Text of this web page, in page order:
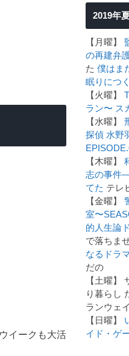
イークも大活
2019年
【月曜】
の再建弁
た 僕はま
眠りにつ
【火曜】
ラン〜 ス
【水曜】
探偵 水野
【木曜】
志の事件
てた テレ
【金曜】
室〜
的人生論
で落ちま
なるドラ
だの
【土曜】
り暮らし
ランウェ
【日曜】
イド・ゲ